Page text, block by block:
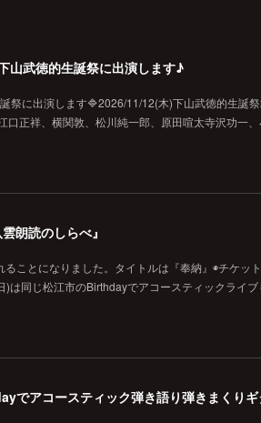
山武徳的生誕祭に出演します♪
祭に出演します🔷2026/11/12(木)下山武徳的生誕
口正祥、横関敦、松川純一郎、原田喧太寺沢功一
朗読のしらべ』
ことになりました。タイトルは『奉納』◉チケッ
)は同じ松江市のBirthdayでアコースティックライ
でアコースティック弾き語り弾きまくり